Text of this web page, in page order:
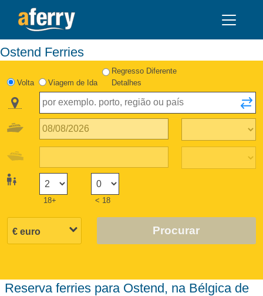
Ostend Ferries
Volta Viagem de Ida
Regresso Diferente
Detalhes
18+ < 18
Procurar
Reserva ferries para Ostend, na Bélgica de